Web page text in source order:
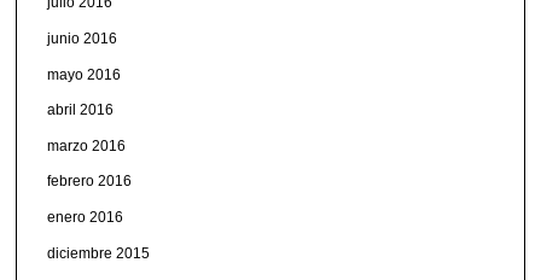
junio 2016
mayo 2016
abril 2016
marzo 2016
febrero 2016
enero 2016
diciembre 2015